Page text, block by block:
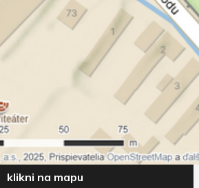
klikni na mapu